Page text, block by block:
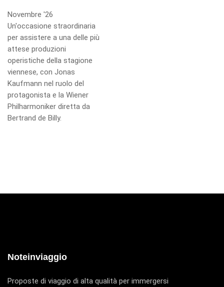
Novembre '26
Un'occasione straordinaria
per assistere a una delle più
attese produzioni
operistiche della stagione
viennese, con Jonas
Kaufmann nel ruolo del
protagonista e la Wiener
Philharmoniker diretta da
Bertrand de Billy.
Noteinviaggio
Proposte di viaggio di alta qualità per immergersi